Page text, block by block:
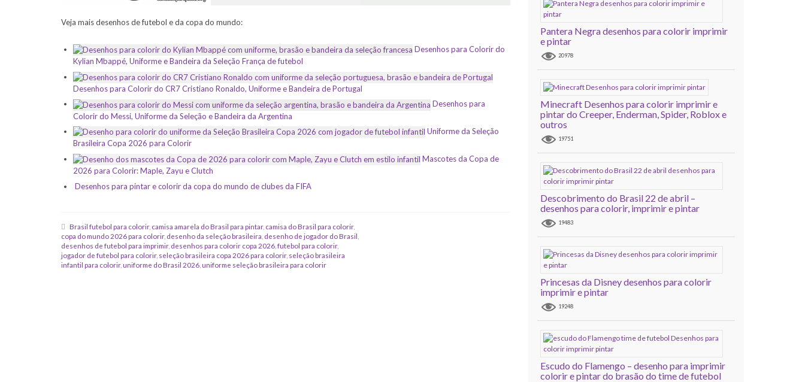
Veja mais desenhos de futebol e da copa do mundo:
Desenhos para Colorir do
Kylian Mbappé, Uniforme e Bandeira da Seleção França de futebol
Desenhos para Colorir do CR7 Cristiano Ronaldo, Uniforme e Bandeira de Portugal
Desenhos para
Colorir do Messi, Uniforme da Seleção e Bandeira da Argentina
Uniforme da Seleção
Brasileira Copa 2026 para Colorir
Mascotes da Copa de
2026 para Colorir: Maple, Zayu e Clutch
Desenhos para pintar e colorir da copa do mundo de clubes da FIFA
Brasil futebol para colorir, camisa amarela do Brasil para pintar, camisa do Brasil para colorir,
copa do mundo 2026 para colorir, desenho da seleção brasileira desenho de jogador do Brasil
desenhos de futebol para imprimir, desenhos para colorir copa 2026 futebol para colorir,
jogador de futebol para colorir, seleção brasileira copa 2026 para colorir, seleção brasileira
infantil para colorir, uniforme do Brasil 2026 uniforme seleção brasileira para colorir
Pantera Negra desenhos para colorir imprimir
e pintar
20978
Minecraft Desenhos para colorir imprimir e
pintar do Creeper, Enderman, Spider, Roblox e
outros
19751
Descobrimento do Brasil 22 de abril –
desenhos para colorir, imprimir e pintar
19483
Princesas da Disney desenhos para colorir
imprimir e pintar
19248
Escudo do Flamengo – desenho para imprimir
colorir e pintar do brasão do time de futebol